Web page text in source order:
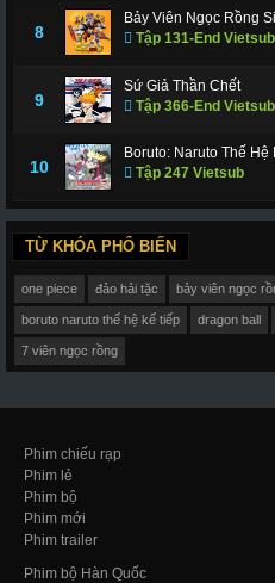
8
Bảy Viên Ngọc Rồng
Tập 131-End
9
Sứ Giả Thần Chết
Tập 366-End Vietsub
10
Boruto: Naruto Thế Hệ
Tập 247 Vietsub
TỪ KHÓA PHỔ BIẾN
one piece đảo hải tặc bảy viên ngọc
boruto naruto thế hệ kế tiếp dragon ball
7 viên ngọc rồng
Phim chiếu rạp
Phim lẻ
Phim bộ
Phim mới
Phim trailer
Phim bộ Hàn Quốc